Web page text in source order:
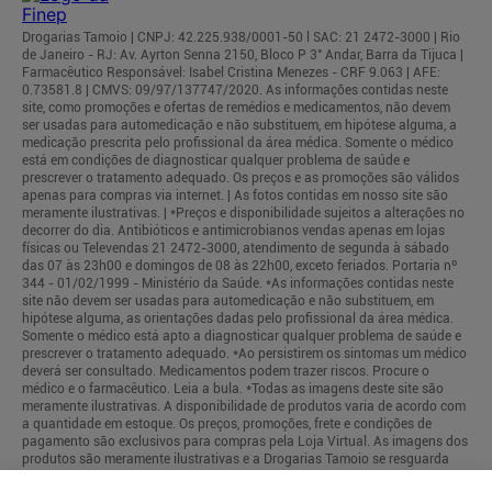
Drogarias Tamoio | CNPJ: 42.225.938/0001-50 l SAC: 21 2472-3000 | Rio
de Janeiro - RJ: Av. Ayrton Senna 2150, Bloco P 3° Andar, Barra da Tijuca |
Farmacêutico Responsável: Isabel Cristina Menezes - CRF 9.063 | AFE:
0.73581.8 | CMVS: 09/97/137747/2020. As informações contidas neste
site, como promoções e ofertas de remédios e medicamentos, não devem
ser usadas para automedicação e não substituem, em hipótese alguma, a
medicação prescrita pelo profissional da área médica. Somente o médico
está em condições de diagnosticar qualquer problema de saúde e
prescrever o tratamento adequado. Os preços e as promoções são válidos
apenas para compras via internet. | As fotos contidas em nosso site são
meramente ilustrativas. | *Preços e disponibilidade sujeitos a alterações no
decorrer do dia. Antibióticos e antimicrobianos vendas apenas em lojas
físicas ou Televendas 21 2472-3000, atendimento de segunda à sábado
das 07 às 23h00 e domingos de 08 às 22h00, exceto feriados. Portaria nº
344 - 01/02/1999 - Ministério da Saúde. *As informações contidas neste
site não devem ser usadas para automedicação e não substituem, em
hipótese alguma, as orientações dadas pelo profissional da área médica.
Somente o médico está apto a diagnosticar qualquer problema de saúde e
prescrever o tratamento adequado. *Ao persistirem os sintomas um médico
deverá ser consultado. Medicamentos podem trazer riscos. Procure o
médico e o farmacêutico. Leia a bula. *Todas as imagens deste site são
meramente ilustrativas. A disponibilidade de produtos varia de acordo com
a quantidade em estoque. Os preços, promoções, frete e condições de
pagamento são exclusivos para compras pela Loja Virtual. As imagens dos
produtos são meramente ilustrativas e a Drogarias Tamoio se resguarda